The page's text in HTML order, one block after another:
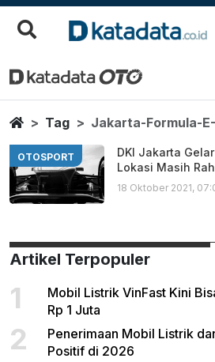
Jakarta Formula E
Berita Terbaru
HomeTag Jakarta-Formula-
OTOSPORT
DKI Jakarta
Lokasi Masih
18 Oktober 2021,
Artikel Terpopuler
1
Mobil Listrik VinFast Kini
Rp 1 Juta
2
Penerimaan Mobil Listrik
Positif di 2026